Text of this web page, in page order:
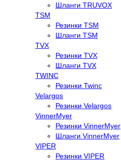
Шланги TRUVOX
TSM
Резинки TSM
Шланги TSM
TVX
Резинки TVX
Шланги TVX
TWINC
Резинки Twinc
Velargos
Резинки Velargos
VinnerMyer
Резинки VinnerMyer
Шланги VinnerMyer
VIPER
Резинки VIPER